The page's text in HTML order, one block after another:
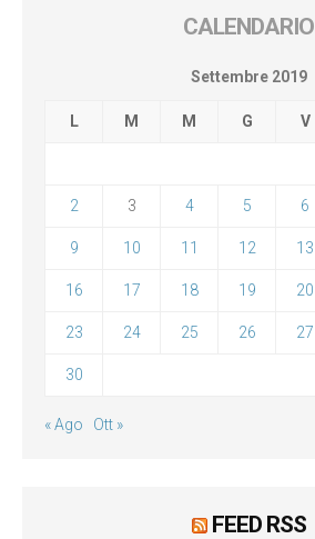
CALENDARIO
Settembre 2019
L M M G V
2 3 4 5 6
9 10 11 12 13
16 17 18 19 20
23 24 25 26 27
30
« Ago Ott »
FEED RSS